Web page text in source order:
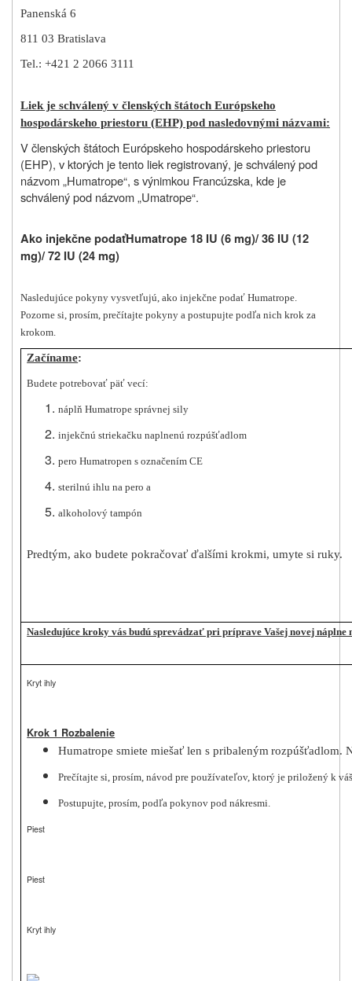
Panenská 6
811 03 Bratislava
Tel.: +421 2 2066 3111
Liek je schválený v členských štátoch Európskeho
hospodárskeho priestoru (EHP) pod nasledovnými názvami:
V členských štátoch Európskeho hospodárskeho priestoru
(EHP), v ktorých je tento liek registrovaný, je schválený pod
názvom „Humatrope“, s výnimkou Francúzska, kde je
schválený pod názvom „Umatrope“.
Ako injekčne podaťHumatrope 18 IU (6 mg)/ 36 IU (12
mg)/ 72 IU (24 mg)
Nasledujúce pokyny vysvetľujú, ako injekčne podať Humatrope.
Pozorne si, prosím, prečítajte pokyny a postupujte podľa nich krok za
krokom.
Začíname:
Budete potrebovať päť vecí:
náplň Humatrope správnej sily
injekčnú striekačku naplnenú rozpúšťadlom
pero Humatropen s označením CE
sterilnú ihlu na pero a
alkoholový tampón
Predtým, ako budete pokračovať ďalšími krokmi, umyte si ruky.
Nasledujúce kroky vás budú sprevádzať pri príprave Vašej novej náplne
Kryt ihly
Krok 1 Rozbalenie
Humatrope smiete miešať len s pribaleným rozpúšťadlom.
Prečítajte si, prosím, návod pre používateľov, ktorý je priložený k
Postupujte, prosím, podľa pokynov pod nákresmi.
Piest
Piest
Kryt ihly